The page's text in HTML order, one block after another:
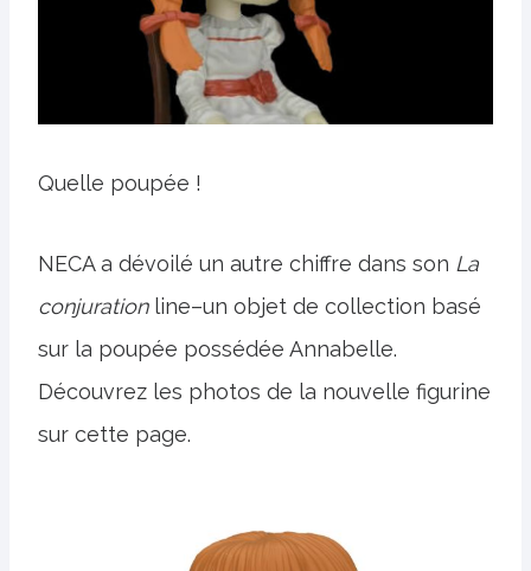
Quelle poupée !
NECA a dévoilé un autre chiffre dans son La
conjurationline–un objet de collection basé
sur la poupée possédée Annabelle.
Découvrez les photos de la nouvelle figurine
sur cette page.